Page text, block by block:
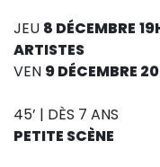
Sur le terrain
Sur
JEU 8 DÉCEMBRE
ARTISTES
VEN 9 DÉCEMBRE
45’ | DÈS 7 ANS
PETITE SCÈNE